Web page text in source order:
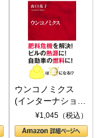
ウンコノミクス
(インターナショナ
ル新書)¥1,045（税込）